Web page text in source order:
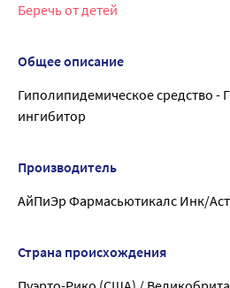
Беречь от детей
Общее описание
Гиполипидемическое средство -
ингибитор
Производитель
АйПиЭр Фармасьютикалс Инк/
Страна происхождения